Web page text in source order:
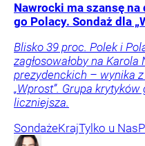
Nawrocki ma szansę
go Polacy. Sondaż dla
Blisko 39 proc. Polek i
zagłosowałoby na
prezydenckich – wynika
„Wprost”. Grupa
liczniejsza.
SondażeKrajTylko u Nas